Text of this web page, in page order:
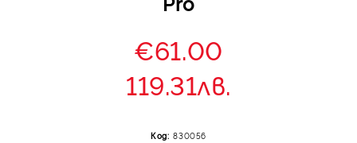
€61.00
119.31лв.
Код: 830056